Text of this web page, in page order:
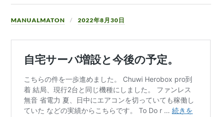
MANUALMATON 2022年8月30日